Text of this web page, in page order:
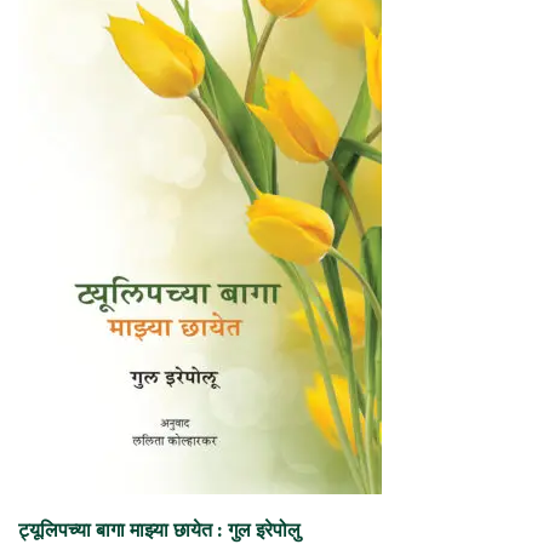
ट्यूलिपच्या बागा माझ्या छायेत : गुल इरेपोलु